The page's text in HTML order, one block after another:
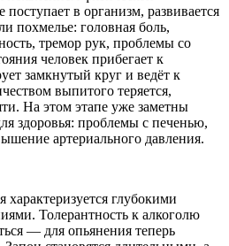
в организм, развивается
похмелье: головная боль,
тремор рук, проблемы со
человек прибегает к
замкнутый круг и ведёт к
выпитого теряется,
На этом этапе уже заметны
здоровья: проблемы с печенью,
артериального давления.
характеризуется глубокими
Толерантность к алкоголю
— для опьянения теперь